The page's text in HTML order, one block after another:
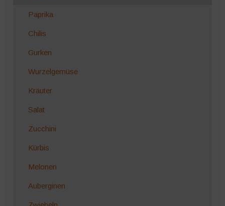
Paprika
Chilis
Gurken
Wurzelgemüse
Kräuter
Salat
Zucchini
Kürbis
Melonen
Auberginen